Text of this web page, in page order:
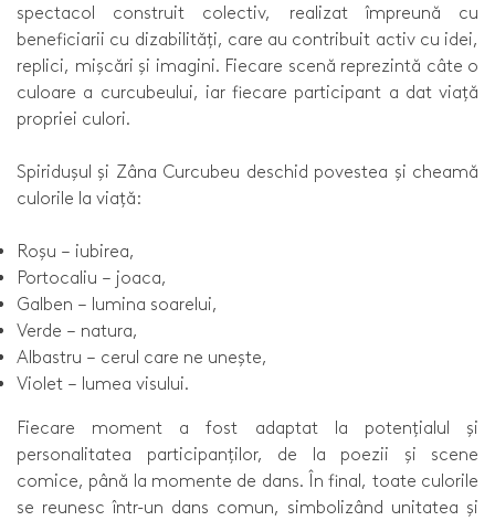
spectacol construit colectiv, realizat împreună cu
beneficiarii cu dizabilități, care au contribuit activ cu idei,
replici, mișcări și imagini. Fiecare scenă reprezintă câte o
culoare a curcubeului, iar fiecare participant a dat viață
propriei culori.
Spiridușul și Zâna Curcubeu deschid povestea și cheamă
culorile la viață:
Roșu – iubirea,
Portocaliu – joaca,
Galben – lumina soarelui,
Verde – natura,
Albastru – cerul care ne unește,
Violet – lumea visului.
Fiecare moment a fost adaptat la potențialul și
personalitatea participanților, de la poezii și scene
comice, până la momente de dans. În final, toate culorile
se reunesc într-un dans comun, simbolizând unitatea și